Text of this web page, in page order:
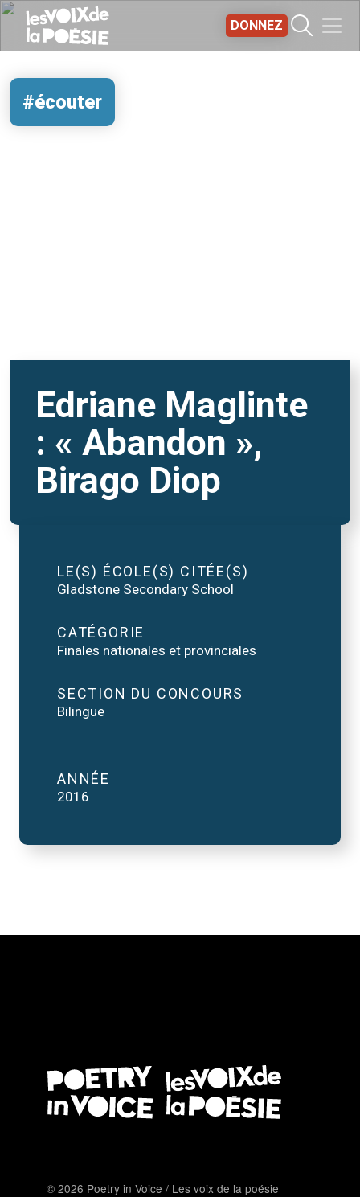
DONNEZ
#écouter
Edriane Maglinte
: « Abandon »,
Birago Diop
LE(S) ÉCOLE(S) CITÉE(S)
Gladstone Secondary School
CATÉGORIE
Finales nationales et provinciales
SECTION DU CONCOURS
Bilingue
ANNÉE
2016
© 2026 Poetry in Voice / Les voix de la poésie